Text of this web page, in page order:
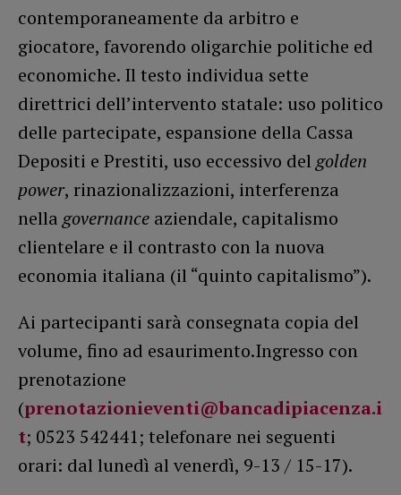
contemporaneamente da arbitro e
giocatore, favorendo oligarchie politiche ed
economiche. Il testo individua sette
direttrici dell’intervento statale: uso politico
delle partecipate, espansione della Cassa
Depositi e Prestiti, uso eccessivo del golden
power, rinazionalizzazioni, interferenza
nella governance aziendale, capitalismo
clientelare e il contrasto con la nuova
economia italiana (il “quinto capitalismo”).
Ai partecipanti sarà consegnata copia del
volume, fino ad esaurimento.Ingresso con
prenotazione
(prenotazionieventi@bancadipiacenza.i
t; 0523 542441; telefonare nei seguenti
orari: dal lunedì al venerdì, 9-13 / 15-17).